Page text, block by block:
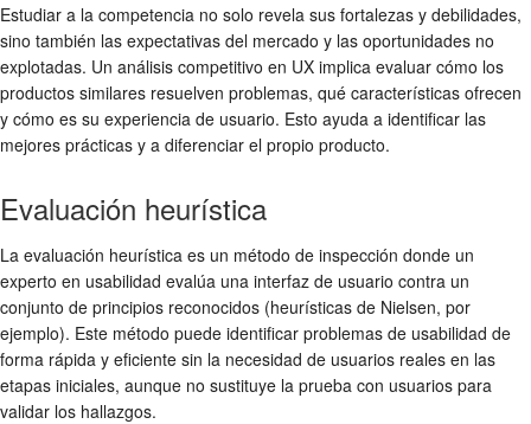
Estudiar a la competencia no solo revela sus fortalezas y debilidades,
sino también las expectativas del mercado y las oportunidades no
explotadas. Un análisis competitivo en UX implica evaluar cómo los
productos similares resuelven problemas, qué características ofrecen
y cómo es su experiencia de usuario. Esto ayuda a identificar las
mejores prácticas y a diferenciar el propio producto.
Evaluación heurística
La evaluación heurística es un método de inspección donde un
experto en usabilidad evalúa una interfaz de usuario contra un
conjunto de principios reconocidos (heurísticas de Nielsen, por
ejemplo). Este método puede identificar problemas de usabilidad de
forma rápida y eficiente sin la necesidad de usuarios reales en las
etapas iniciales, aunque no sustituye la prueba con usuarios para
validar los hallazgos.